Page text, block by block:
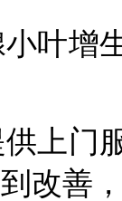
叶增
上门
改善